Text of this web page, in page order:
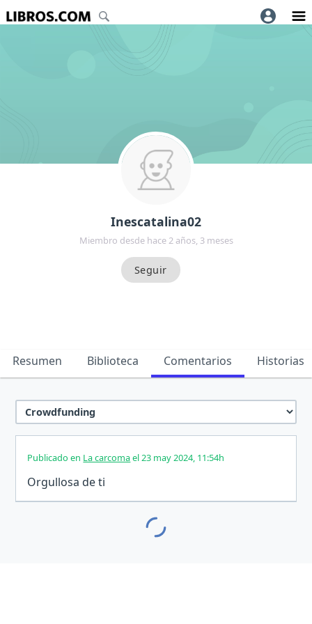
Inescatalina02
Miembro desde hace 2 años, 3 meses
Resumen Biblioteca Comentarios Historias
Publicado en La carcomael 23 may 2024, 11:54h
Orgullosa de ti